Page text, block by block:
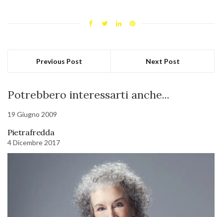
Previous Post Next Post
Potrebbero interessarti anche...
19 Giugno 2009
Pietrafredda
4 Dicembre 2017